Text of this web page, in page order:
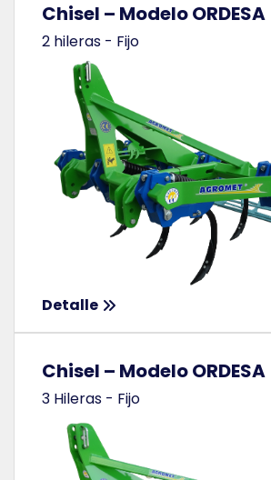
Chisel – Modelo ORDESA
2 hileras - Fijo
Detalle
Chisel – Modelo ORDESA
3 Hileras - Fijo